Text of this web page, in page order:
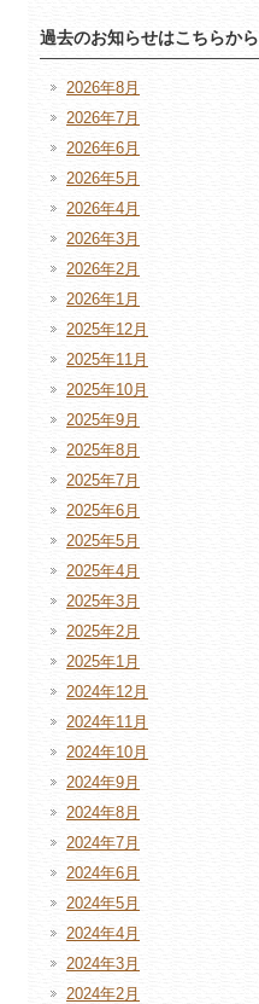
過去のお知らせはこちらから
2026年8月
2026年7月
2026年6月
2026年5月
2026年4月
2026年3月
2026年2月
2026年1月
2025年12月
2025年11月
2025年10月
2025年9月
2025年8月
2025年7月
2025年6月
2025年5月
2025年4月
2025年3月
2025年2月
2025年1月
2024年12月
2024年11月
2024年10月
2024年9月
2024年8月
2024年7月
2024年6月
2024年5月
2024年4月
2024年3月
2024年2月